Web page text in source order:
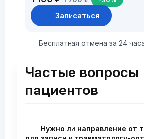
Записаться
Бесплатная отмена за 24 часа
Частые вопросы
пациентов
Нужно ли направление от